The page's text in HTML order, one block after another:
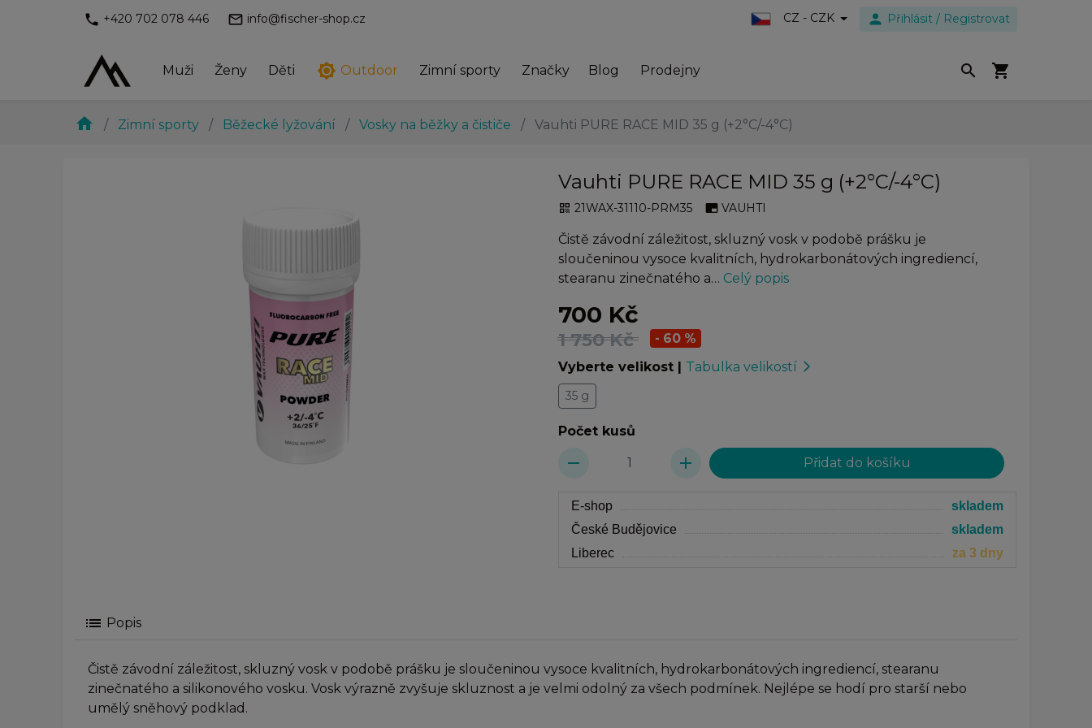
phone +420 702 078 446 mail_outline info@fischer-shop.cz CZ - CZK person Přihlásit / Registrovat
Muži Ženy Děti brightness_7 Outdoor Zimní sporty Značky Blog Prodejny search shopping_cart
home Zimní sporty Běžecké lyžování Vosky na běžky a čističe Vauhti PURE RACE MID 35 g (+2°C/-4°C)
Vauhti PURE RACE MID 35 g (+2°C/-4°C)
qr_code 21WAX-31110-PRM35 branding_watermark VAUHTI
Čistě závodní záležitost, skluzný vosk v podobě prášku je
sloučeninou vysoce kvalitních, hydrokarbonátových ingrediencí,
stearanu zinečnatého a… Celý popis
700 Kč
1 750 Kč
- 60 %
Vyberte velikost | Tabulka velikostí arrow_forward_ios
35 g
Počet kusů
remove add
E-shop
skladem
České Budějovice
skladem
Liberec
za 3 dny
list Popis
Čistě závodní záležitost, skluzný vosk v podobě prášku je sloučeninou vysoce kvalitních, hydrokarbonátových ingrediencí, stearanu
zinečnatého a silikonového vosku. Vosk výrazně zvyšuje skluznost a je velmi odolný za všech podmínek. Nejlépe se hodí pro starší nebo
umělý sněhový podklad.